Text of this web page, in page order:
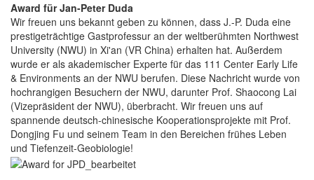
Award für Jan-Peter Duda
Wir freuen uns bekannt geben zu können, dass J.-P. Duda eine
prestigeträchtige Gastprofessur an der weltberühmten Northwest
University (NWU) in Xi'an (VR China) erhalten hat. Außerdem
wurde er als akademischer Experte für das 111 Center Early Life
& Environments an der NWU berufen. Diese Nachricht wurde von
hochrangigen Besuchern der NWU, darunter Prof. Shaocong Lai
(Vizepräsident der NWU), überbracht. Wir freuen uns auf
spannende deutsch-chinesische Kooperationsprojekte mit Prof.
Dongjing Fu und seinem Team in den Bereichen frühes Leben
und Tiefenzeit-Geobiologie!